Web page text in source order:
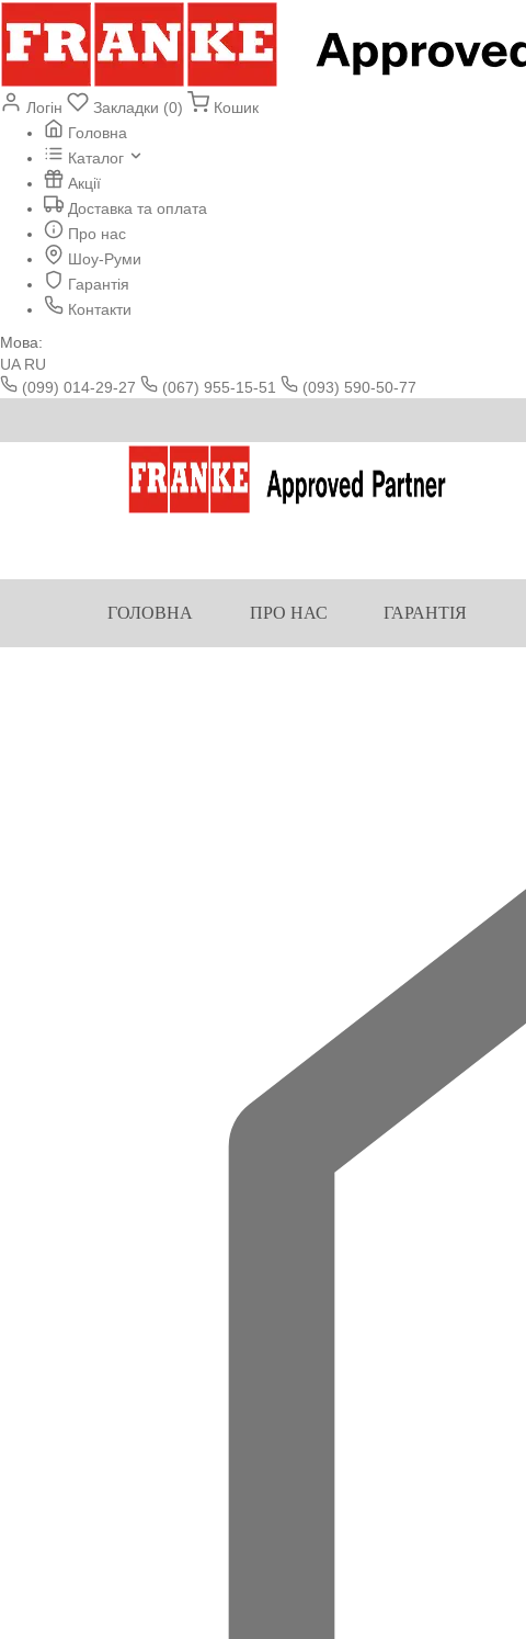
Логін Закладки (0)
Кошик
Головна
Каталог
Акції
Доставка та оплата
Про нас
Шоу-Руми
Гарантія
Контакти
Мова:
UA RU
(099) 014-29-27
(067) 955-15-51
(093) 590-50-77
ГОЛОВНА ПРО НАС ГАРАНТІЯ